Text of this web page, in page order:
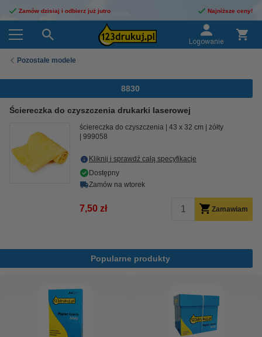
Zamów dzisiaj i odbierz już jutro Najniższe ceny!
Logowanie
Pozostałe modele
8830
Ściereczka do czyszczenia drukarki laserowej
ściereczka do czyszczenia 43 x 32 cm
żółty
999058
Kliknij i sprawdź całą specyfikacje
Dostępny
Zamów na wtorek
7,50 zł Zamawiam
Popularne produkty